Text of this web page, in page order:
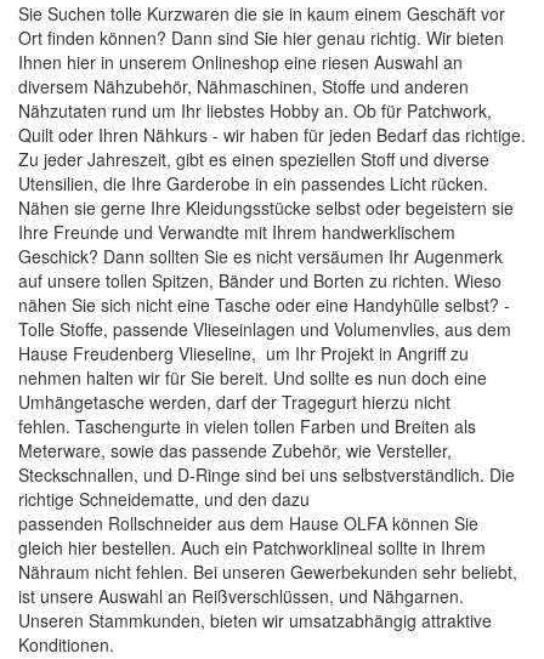
Sie Suchen tolle Kurzwaren die sie in kaum einem Geschäft vor
Ort finden können? Dann sind Sie hier genau richtig. Wir bieten
Ihnen hier in unserem Onlineshop eine riesen Auswahl an
diversem Nähzubehör, Nähmaschinen, Stoffe und anderen
Nähzutaten rund um Ihr liebstes Hobby an. Ob für Patchwork,
Quilt oder Ihren Nähkurs - wir haben für jeden Bedarf das richtige.
Zu jeder Jahreszeit, gibt es einen speziellen Stoff und diverse
Utensilien, die Ihre Garderobe in ein passendes Licht rücken.
Nähen sie gerne Ihre Kleidungsstücke selbst oder begeistern sie
Ihre Freunde und Verwandte mit Ihrem handwerklischem
Geschick? Dann sollten Sie es nicht versäumen Ihr Augenmerk
auf unsere tollen Spitzen, Bänder und Borten zu richten. Wieso
nähen Sie sich nicht eine Tasche oder eine Handyhülle selbst? -
Tolle Stoffe, passende Vlieseinlagen und Volumenvlies, aus dem
Hause Freudenberg Vlieseline, um Ihr Projekt in Angriff zu
nehmen halten wir für Sie bereit. Und sollte es nun doch eine
Umhängetasche werden, darf der Tragegurt hierzu nicht
fehlen. Taschengurte in vielen tollen Farben und Breiten als
Meterware, sowie das passende Zubehör, wie Versteller,
Steckschnallen, und D-Ringe sind bei uns selbstverständlich. Die
richtige Schneidematte, und den dazu
passenden Rollschneider aus dem Hause OLFA können Sie
gleich hier bestellen. Auch ein Patchworklineal sollte in Ihrem
Nähraum nicht fehlen. Bei unseren Gewerbekunden sehr beliebt,
ist unsere Auswahl an Reißverschlüssen, und Nähgarnen.
Unseren Stammkunden, bieten wir umsatzabhängig attraktive
Konditionen.